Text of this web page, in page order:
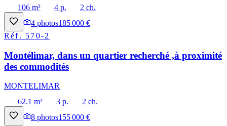
106 m²
4 p.
2 ch.
4 photos185 000 €
Réf. 570-2
Montélimar, dans un quartier recherché ,à proximité
des commodités
MONTELIMAR
62.1 m²
3 p.
2 ch.
8 photos155 000 €